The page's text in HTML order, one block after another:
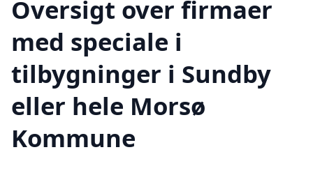
Oversigt over firmaer
med speciale i
tilbygninger i Sundby
eller hele Morsø
Kommune